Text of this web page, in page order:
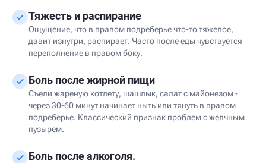
Тяжесть и распирание
Ощущение, что в правом подреберье что-то тяжелое,
давит изнутри, распирает. Часто после еды чувствуется
переполнение в правом боку.
Боль после жирной пищи
Съели жареную котлету, шашлык, салат с майонезом -
через 30-60 минут начинает ныть или тянуть в правом
подреберье. Классический признак проблем с желчным
пузырем.
Боль после алкоголя.